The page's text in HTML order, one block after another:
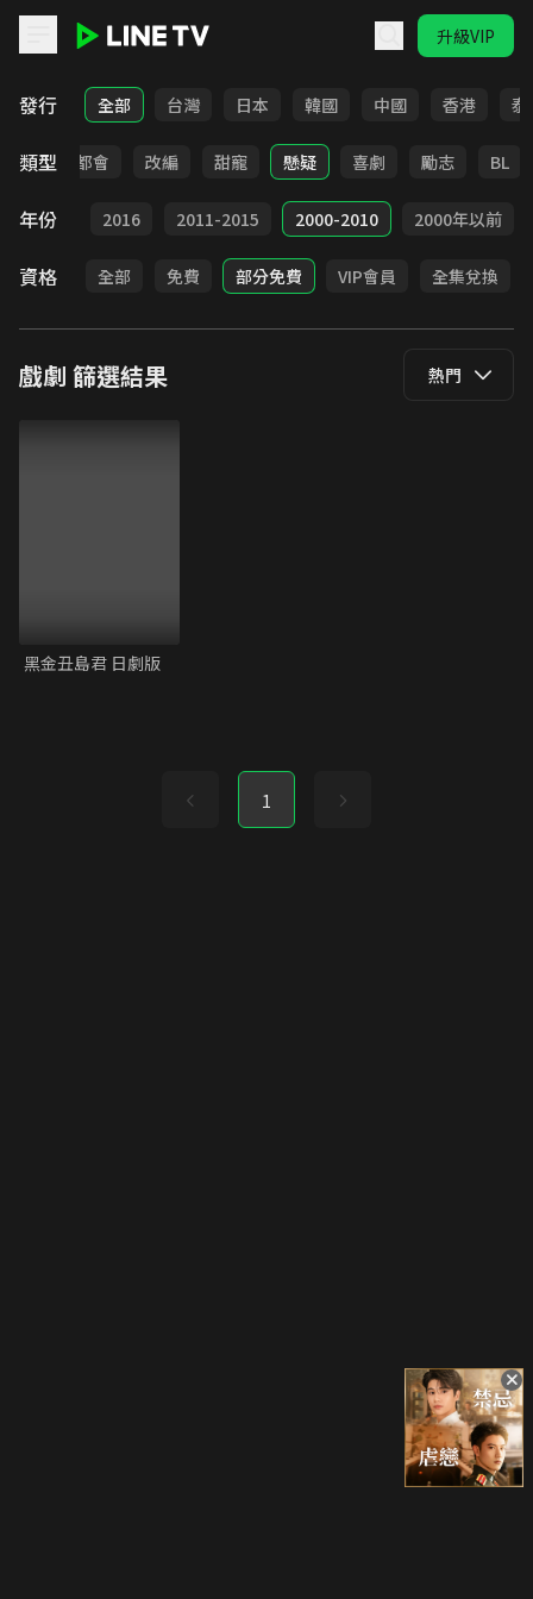
升級VIP
LINE TV - 戲劇
發行 全部 台灣 日本 韓國 中國 香港 泰
類型
愛情 都會 改編 甜寵 懸疑 喜劇 勵志 BL
年份
2017 2016 2011-2015 2000-2010 2000年以前
資格 全部 免費 部分免費 VIP會員 全集兌換
戲劇 篩選結果 熱門
黑金丑島君 日劇版
1